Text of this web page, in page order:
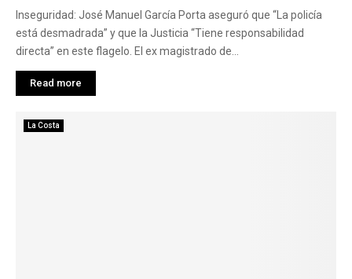
Inseguridad: José Manuel García Porta aseguró que “La policía
está desmadrada” y que la Justicia “Tiene responsabilidad
directa” en este flagelo. El ex magistrado de...
Read more
La Costa